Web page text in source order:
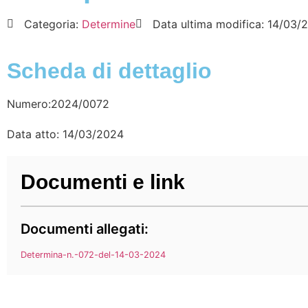
Categoria: Determine Data ultima modifica: 14/03/
Scheda di dettaglio
Numero:2024/0072
Data atto: 14/03/2024
Documenti e link
Documenti allegati:
Determina-n.-072-del-14-03-2024